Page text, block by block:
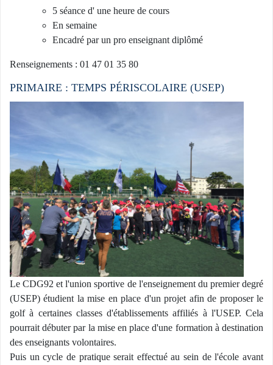
5 séance d' une heure de cours
En semaine
Encadré par un pro enseignant diplômé
Renseignements : 01 47 01 35 80
PRIMAIRE : TEMPS PÉRISCOLAIRE (USEP)
Le CDG92 et l'union sportive de l'enseignement du premier degré
(USEP) étudient la mise en place d'un projet afin de proposer le
golf à certaines classes d'établissements affiliés à l'USEP. Cela
pourrait débuter par la mise en place d'une formation à destination
des enseignants volontaires.
Puis un cycle de pratique serait effectué au sein de l'école avant